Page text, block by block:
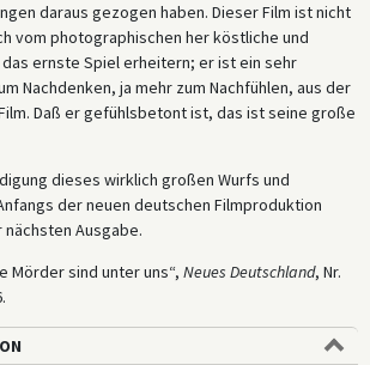
daraus gezogen haben. Dieser Film ist nicht
vom photographischen her köstliche und
ernste Spiel erheitern; er ist ein sehr
Nachdenken, ja mehr zum Nachfühlen, aus der
Daß er gefühlsbetont ist, das ist seine große
dieses wirklich großen Wurfs und
der neuen deutschen Filmproduktion
Ausgabe.
Mörder sind unter uns“, Neues Deutschland, Nr.